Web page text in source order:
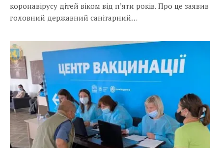
коронавірусу дітей віком від п’яти років. Про це заявив
головний державний санітарний…